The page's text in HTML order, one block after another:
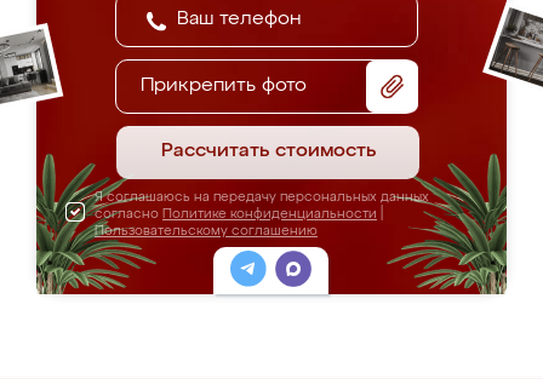
Прикрепить фото
Рассчитать стоимость
Я соглашаюсь на передачу персональных данных
согласно Политике конфиденциальности
Пользовательскому соглашению